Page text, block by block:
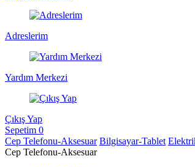
Adreslerim
Yardım Merkezi
Çıkış Yap
Sepetim 0
Cep Telefonu-Aksesuar Bilgisayar-Tablet
Cep Telefonu-Aksesuar